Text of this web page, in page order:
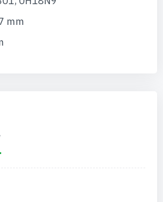
mm